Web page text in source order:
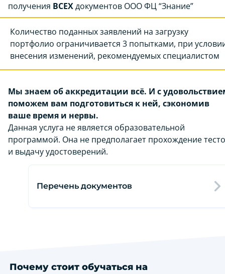
получения ВСЕХдокументов ООО ФЦ “Знание”
Количество поданных заявлений на загрузку
портфолио ограничивается 3 попытками, при
внесения изменений, рекомендуемых специалистом
Мы знаем об аккредитации всё. И с
поможем вам подготовиться к ней, сэкономив
ваше время и нервы.
Данная услуга не является образовательной
программой. Она не предполагает прохождение
и выдачу удостоверений.
Перечень документов
Почему стоит обучаться на